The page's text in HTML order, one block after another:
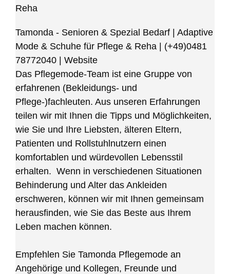
Reha
Tamonda - Senioren & Spezial Bedarf | Adaptive
Mode & Schuhe für Pflege & Reha | (+49)0481
78772040 | Website
Das Pflegemode-Team ist eine Gruppe von
erfahrenen (Bekleidungs- und
Pflege-)fachleuten. Aus unseren Erfahrungen
teilen wir mit Ihnen die Tipps und Möglichkeiten,
wie Sie und Ihre Liebsten, älteren Eltern,
Patienten und Rollstuhlnutzern einen
komfortablen und würdevollen Lebensstil
erhalten. Wenn in verschiedenen Situationen
Behinderung und Alter das Ankleiden
erschweren, können wir mit Ihnen gemeinsam
herausfinden, wie Sie das Beste aus Ihrem
Leben machen können.
Empfehlen Sie Tamonda Pflegemode an
Angehörige und Kollegen, Freunde und